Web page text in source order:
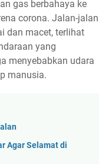
gas berbahaya ke
corona. Jalan-jalan
dan macet, terlihat
yang
menyebabkan udara
manusia.
Agar Selamat di